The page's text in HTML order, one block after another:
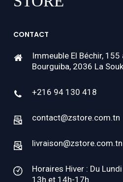
CONTACT
Immeuble El Béchir, 155
Bourguiba, 2036 La
+216 94 130 418
contact@zstore.com.tn
livraison@zstore.com.tn
Horaires Hiver : Du
13h et 14h-17h